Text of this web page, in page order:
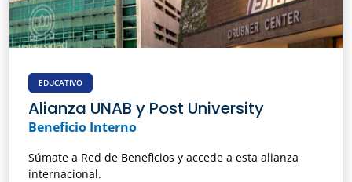
EDUCATIVO
Alianza UNAB y Post University
Beneficio Interno
Súmate a Red de Beneficios y accede a esta alianza
internacional.